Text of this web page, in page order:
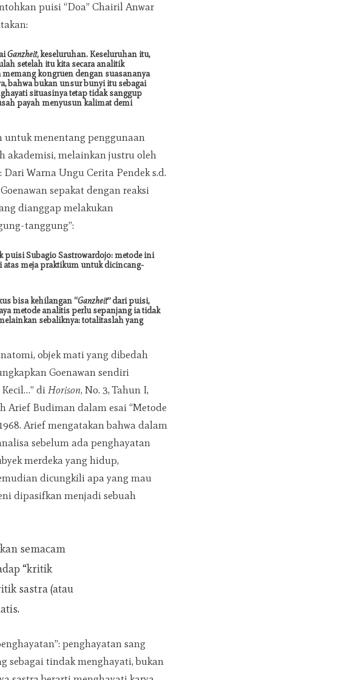
puisi “Doa” Chairil Anwar
Ganzheit, keseluruhan. Keseluruhan itu,
setelah itu kita secara analitik
kongruen dengan suasananya
bahwa bukan unsur bunyi itu sebagai
situasinya tetap tidak sanggup
payah menyusun kalimat demi
untuk menentang penggunaan
akademisi, melainkan justru oleh
Warna Ungu Cerita Pendek s.d.
sepakat dengan reaksi
dianggap melakukan
tanggung”:
Subagio Sastrowardojo: metode ini
atas meja praktikum untuk dicincang-
bisa kehilangan “Ganzheit” dari puisi,
metode analitis perlu sepanjang ia tidak
sebaliknya: totalitaslah yang
objek mati yang dibedah
Goenawan sendiri
di Horison, No. 3, Tahun I,
Arief Budiman dalam esai “Metode
Arief mengatakan bahwa dalam
sebelum ada penghayatan
merdeka yang hidup,
dicungkili apa yang mau
dipasifkan menjadi sebuah
semacam
“kritik
sastra (atau
penghayatan sang
sebagai tindak menghayati, bukan